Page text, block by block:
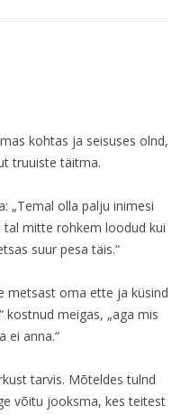
kohtas ja seisuses olnd,
truuiste täitma.
„Temal olla palju inimesi
mitte rohkem loodud kui
suur pesa täis.“
metsast oma ette ja küsind
kostnud meigas, „aga mis
ei anna.“
tarvis. Mõteldes tulnd
võitu jooksma, kes teitest